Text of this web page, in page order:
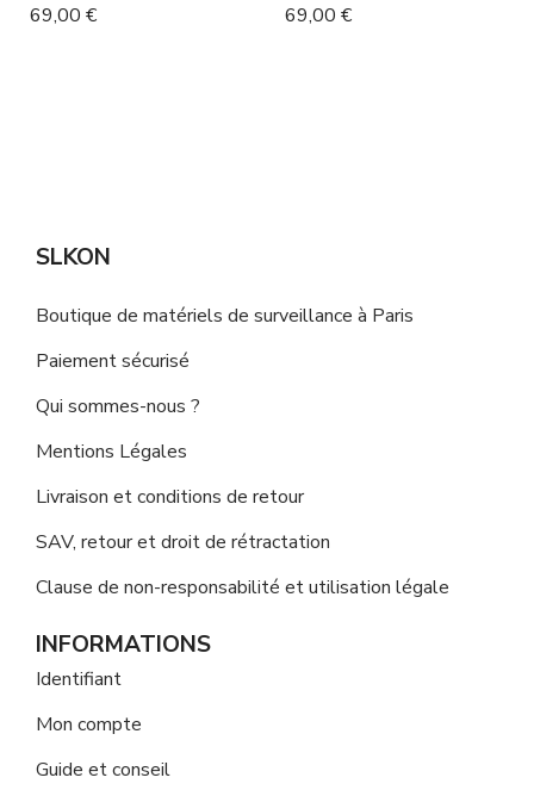
69,00 € 69,00 €
SLKON
Boutique de matériels de surveillance à Paris
Paiement sécurisé
Qui sommes-nous ?
Mentions Légales
Livraison et conditions de retour
SAV, retour et droit de rétractation
Clause de non-responsabilité et utilisation légale
INFORMATIONS
Identifiant
Mon compte
Guide et conseil